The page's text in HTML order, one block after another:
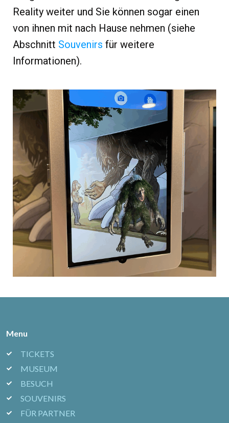
Reality weiter und Sie können sogar einen
von ihnen mit nach Hause nehmen (siehe
Abschnitt Souvenirs für weitere
Informationen).
Menu
TICKETS
MUSEUM
BESUCH
SOUVENIRS
FÜR PARTNER